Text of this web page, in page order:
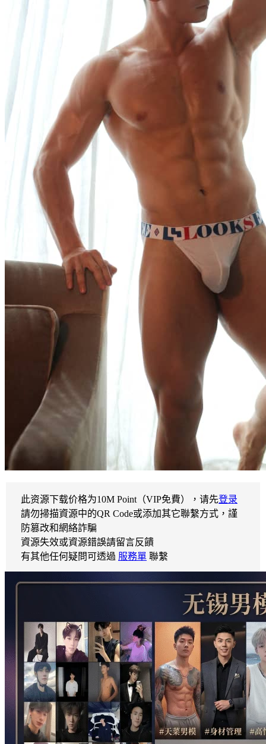
此资源下载价格为10M Point（VIP免費），请先登录
請勿掃描資源中的QR Code或添加其它聯繫方式，謹
防篡改和網絡詐騙
資源失效或資源錯誤請留言反饋
有其他任何疑問可透過 服務單 聯繫